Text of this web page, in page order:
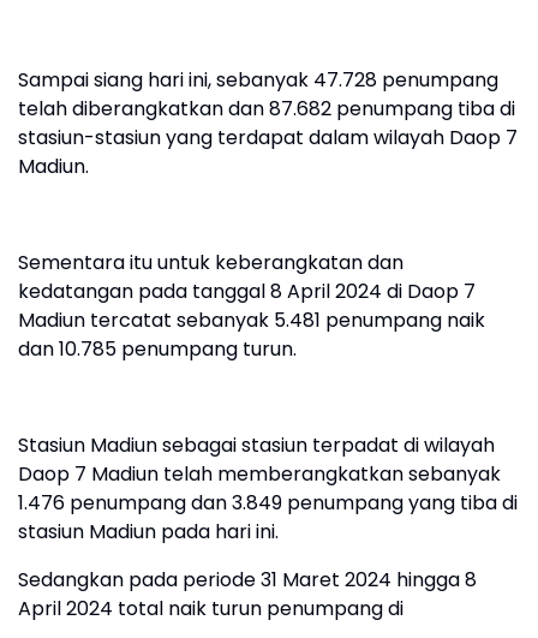
Sampai siang hari ini, sebanyak 47.728 penumpang
telah diberangkatkan dan 87.682 penumpang tiba di
stasiun-stasiun yang terdapat dalam wilayah Daop 7
Madiun.
Sementara itu untuk keberangkatan dan
kedatangan pada tanggal 8 April 2024 di Daop 7
Madiun tercatat sebanyak 5.481 penumpang naik
dan 10.785 penumpang turun.
Stasiun Madiun sebagai stasiun terpadat di wilayah
Daop 7 Madiun telah memberangkatkan sebanyak
1.476 penumpang dan 3.849 penumpang yang tiba di
stasiun Madiun pada hari ini.
Sedangkan pada periode 31 Maret 2024 hingga 8
April 2024 total naik turun penumpang di